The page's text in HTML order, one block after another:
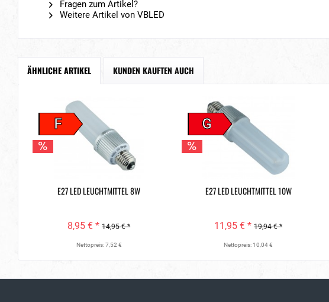
Fragen zum Artikel?
Weitere Artikel von VBLED
ÄHNLICHE ARTIKEL KUNDEN KAUFTEN AUCH
F
E27 LED LEUCHTMITTEL 8W
8,95 € * 14,95 € *
Nettopreis: 7,52 €
G
E27 LED LEUCHTMITTEL 10W
11,95 € * 19,94 € *
Nettopreis: 10,04 €